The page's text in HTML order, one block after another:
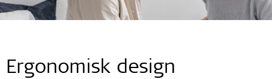
Ergonomisk design